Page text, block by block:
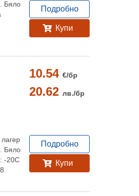
Бяло
Подробно
Купи
Бяло
-20С
10.54 €/бр
20.62 лв./бр
Подробно
Купи